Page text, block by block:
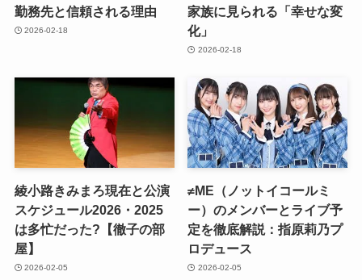
勤務先と信頼される理由
2026-02-18
家族に見られる「幸せな変
化」
2026-02-18
綾小路きみまろ現在と公演
スケジュール2026・2025
は多忙だった?【徹子の部
屋】
2026-02-05
≠ME（ノットイコールミ
ー）のメンバーとライブ予
定を徹底解説：指原莉乃プ
ロデュース
2026-02-05